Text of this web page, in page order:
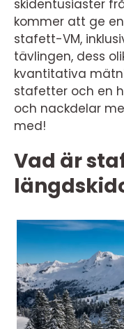
skidentusiaster
kommer att ge
stafett-VM,
tävlingen, dess
kvantitativa
stafetter och en
och nackdelar
med!
Vad är